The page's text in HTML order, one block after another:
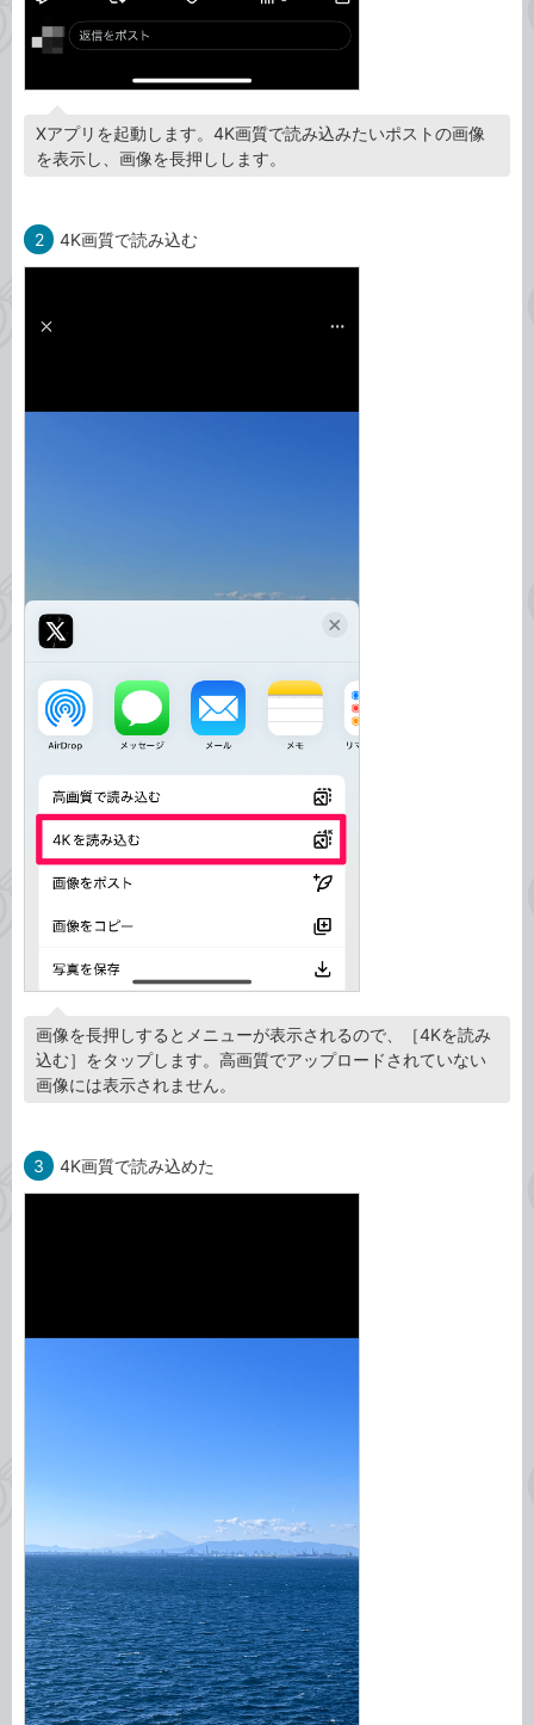
Xアプリを起動します。4K画質で読み込みたいポストの画像
を表示し、画像を長押しします。
2 4K画質で読み込む
画像を長押しするとメニューが表示されるので、［4Kを読み
込む］をタップします。高画質でアップロードされていない
画像には表示されません。
3 4K画質で読み込めた